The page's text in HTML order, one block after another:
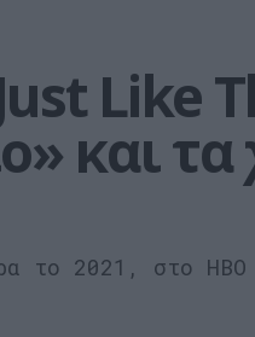
Like
και
το 2021, στο HBO